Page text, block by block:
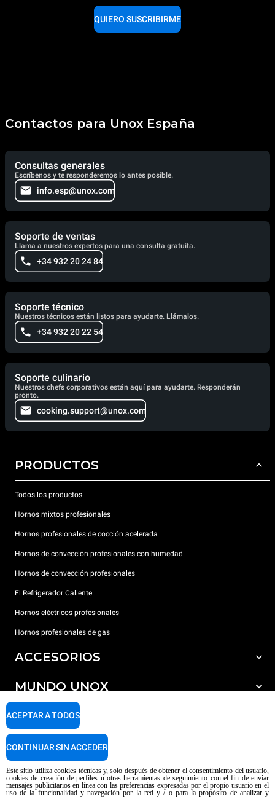
QUIERO SUSCRIBIRME
Contactos para Unox España
Consultas generales
Escríbenos y te responderemos lo antes posible.
info.esp@unox.com
Soporte de ventas
Llama a nuestros expertos para una consulta gratuita.
+34 932 20 24 84
Soporte técnico
Nuestros técnicos están listos para ayudarte. Llámalos.
+34 932 20 22 54
Soporte culinario
Nuestros chefs corporativos están aquí para ayudarte. Responderán
pronto.
cooking.support@unox.com
PRODUCTOS
Todos los productos
Hornos mixtos profesionales
Hornos profesionales de cocción acelerada
Hornos de convección profesionales con humedad
Hornos de convección profesionales
El Refrigerador Caliente
Hornos eléctricos profesionales
Hornos profesionales de gas
ACCESORIOS
Todos los accesorios
Detergentes para lavado automático
Detergentes para lavado manual
Tratamiento de agua con filtros de resina
MUNDO UNOX
Nuestras sedes en el mundo
SOPORTE
Garantía Unox
Centros de servicio técnico
Aviso sobre el contenido generado por IA
Privacy policy Cookie policy
Este sitio utiliza cookies técnicas y, solo después de obtener el consentimiento del usuario,
cookies de creación de perfiles u otras herramientas de seguimiento con el fin de enviar
mensajes publicitarios en línea con las preferencias expresadas por el propio usuario en el
uso de la funcionalidad y navegación por la red y / o para la propósito de analizar y
ACEPTAR A TODOS
CONTINUAR SIN ACCEDER